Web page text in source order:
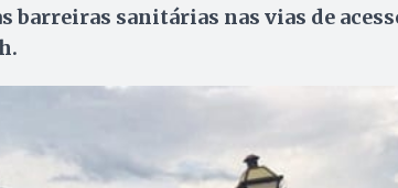
sanitárias nas vias de